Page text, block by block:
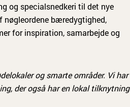
og specialsnedkeri til det nye
nøgleordene bæredygtighed,
for inspiration, samarbejde og
og smarte områder. Vi har
der også har en lokal tilknytning